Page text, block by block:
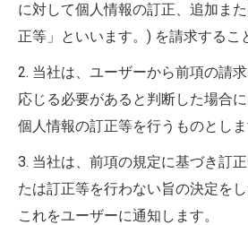
に対して個人情報の訂正、追加ま
正等」といいます。) を請求するこ
2. 当社は、ユーザーから前項の請
応じる必要があると判断した場合
個人情報の訂正等を行うものとしま
3. 当社は、前項の規定に基づき訂
たは訂正等を行わない旨の決定をし
これをユーザーに通知します。